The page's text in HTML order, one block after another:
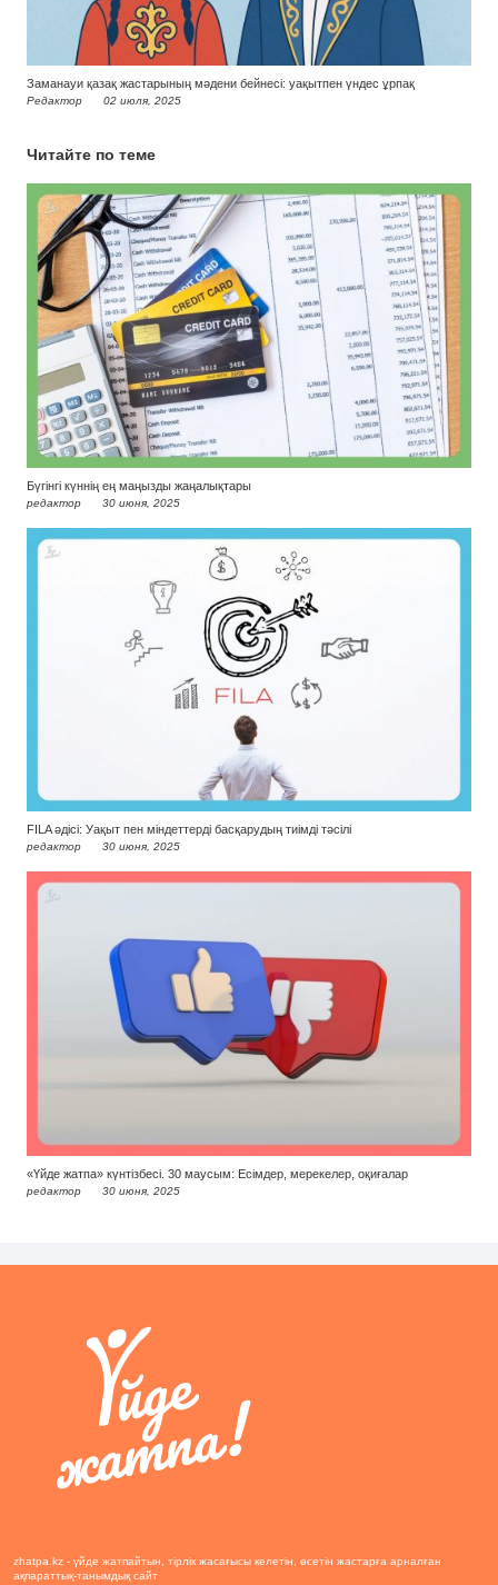
Заманауи қазақ жастарының мәдени бейнесі: уақытпен үндес ұрпақ
Редактор 02 июля, 2025
Читайте по теме
Бүгінгі күннің ең маңызды жаңалықтары
редактор 30 июня, 2025
FILA әдісі: Уақыт пен міндеттерді басқарудың тиімді тәсілі
редактор 30 июня, 2025
«Үйде жатпа» күнтізбесі. 30 маусым: Есімдер, мерекелер, оқиғалар
редактор 30 июня, 2025
zhatpa.kz - үйде жатпайтын, тірлік жасағысы келетін, өсетін жастарға арналған
ақпараттық-танымдық сайт